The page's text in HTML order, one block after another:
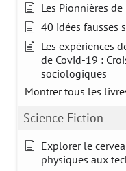
Les Pionnières
40 idées fausses
Les expériences
de Covid-19 :
sociologiques
Montrer tous les
Science Fiction
Explorer le
physiques aux